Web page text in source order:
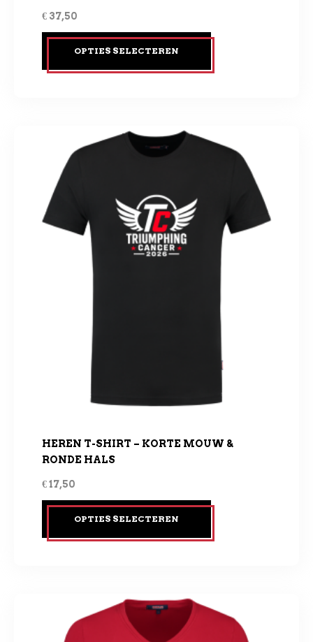
€ 37,50
OPTIES SELECTEREN
HEREN T-SHIRT – KORTE MOUW &
RONDE HALS
€17,50
OPTIES SELECTEREN